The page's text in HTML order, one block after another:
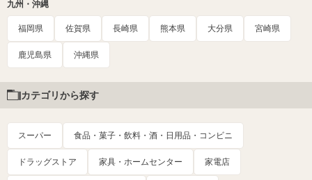
九州・沖縄
福岡県 佐賀県 長崎県 熊本県 大分県 宮崎県
鹿児島県 沖縄県
カテゴリから探す
スーパー 食品・菓子・飲料・酒・日用品・コンビニ
ドラッグストア 家具・ホームセンター 家電店